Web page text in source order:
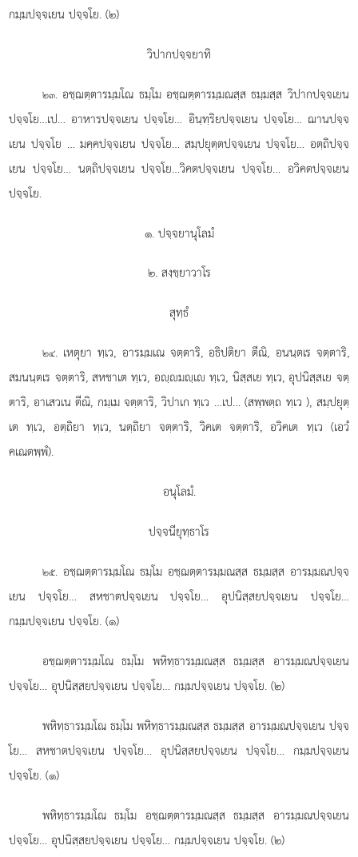
กมฺมปจฺจเยน ปจฺจโย. (๒)
วิปากปจฺจยาทิ
๒๓. อชฺฌตฺตารมฺมโณ ธมฺโม อชฺฌตฺตารมฺมณสฺส ธมฺมสฺส วิปากปจฺจเยน
ปจฺจโย…เป… อาหารปจฺจเยน ปจฺจโย… อินฺทฺริยปจฺจเยน ปจฺจโย… ฌานปจฺจ
เยน ปจฺจโย … มคฺคปจฺจเยน ปจฺจโย… สมฺปยุตฺตปจฺจเยน ปจฺจโย… อตฺถิปจฺจ
เยน ปจฺจโย… นตฺถิปจฺจเยน ปจฺจโย…วิคตปจฺจเยน ปจฺจโย… อวิคตปจฺจเยน
ปจฺจโย.
๑. ปจฺจยานุโลมํ
๒. สงฺขฺยาวาโร
สุทฺธํ
๒๔. เหตุยา ทฺเว, อารมฺมเณ จตฺตาริ, อธิปติยา ตีณิ, อนนฺตเร จตฺตาริ,
สมนนฺตเร จตฺตาริ, สหชาเต ทฺเว, อฺมฺเ ทฺเว, นิสฺสเย ทฺเว, อุปนิสฺสเย จตฺ
ตาริ, อาเสวเน ตีณิ, กมฺเม จตฺตาริ, วิปาเก ทฺเว …เป… (สพฺพตฺถ ทฺเว), สมฺปยุตฺ
เต ทฺเว, อตฺถิยา ทฺเว, นตฺถิยา จตฺตาริ, วิคเต จตฺตาริ, อวิคเต ทฺเว (เอวํ
คเณตพฺพํ).
อนุโลมํ.
ปจฺจนียุทฺธาโร
๒๕. อชฺฌตฺตารมฺมโณ ธมฺโม อชฺฌตฺตารมฺมณสฺส ธมฺมสฺส อารมฺมณปจฺจ
เยน ปจฺจโย… สหชาตปจฺจเยน ปจฺจโย… อุปนิสฺสยปจฺจเยน ปจฺจโย…
กมฺมปจฺจเยน ปจฺจโย. (๑)
อชฺฌตฺตารมฺมโณ ธมฺโม พหิทฺธารมฺมณสฺส ธมฺมสฺส อารมฺมณปจฺจเยน
ปจฺจโย… อุปนิสฺสยปจฺจเยน ปจฺจโย… กมฺมปจฺจเยน ปจฺจโย. (๒)
พหิทฺธารมฺมโณ ธมฺโม พหิทฺธารมฺมณสฺส ธมฺมสฺส อารมฺมณปจฺจเยน ปจฺจ
โย… สหชาตปจฺจเยน ปจฺจโย… อุปนิสฺสยปจฺจเยน ปจฺจโย… กมฺมปจฺจเยน
ปจฺจโย. (๑)
พหิทฺธารมฺมโณ ธมฺโม อชฺฌตฺตารมฺมณสฺส ธมฺมสฺส อารมฺมณปจฺจเยน
ปจฺจโย… อุปนิสฺสยปจฺจเยน ปจฺจโย… กมฺมปจฺจเยน ปจฺจโย. (๒)